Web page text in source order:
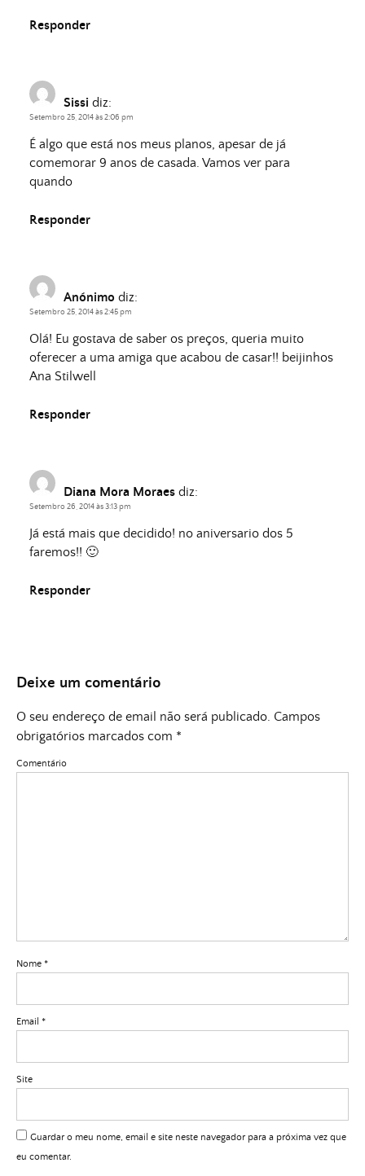
Responder
Sissi diz:
Setembro 25, 2014 às 2:06 pm
É algo que está nos meus planos, apesar de já
comemorar 9 anos de casada. Vamos ver para
quando
Responder
Anónimo diz:
Setembro 25, 2014 às 2:45 pm
Olá! Eu gostava de saber os preços, queria muito
oferecer a uma amiga que acabou de casar!! beijinhos
Ana Stilwell
Responder
Diana Mora Moraes diz:
Setembro 26, 2014 às 3:13 pm
Já está mais que decidido! no aniversario dos 5
faremos!! 🙂
Responder
Deixe um comentário
O seu endereço de email não será publicado. Campos
obrigatórios marcados com *
Comentário
Nome *
Email *
Site
Guardar o meu nome, email e site neste navegador para a próxima vez que
eu comentar.